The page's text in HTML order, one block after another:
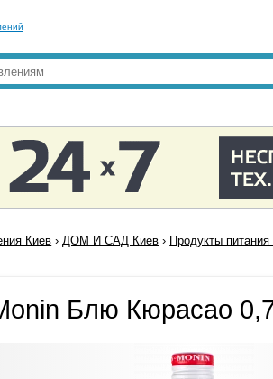
Киев ›ДОМ И САД Киев › Продукты
Блю Кюрасао